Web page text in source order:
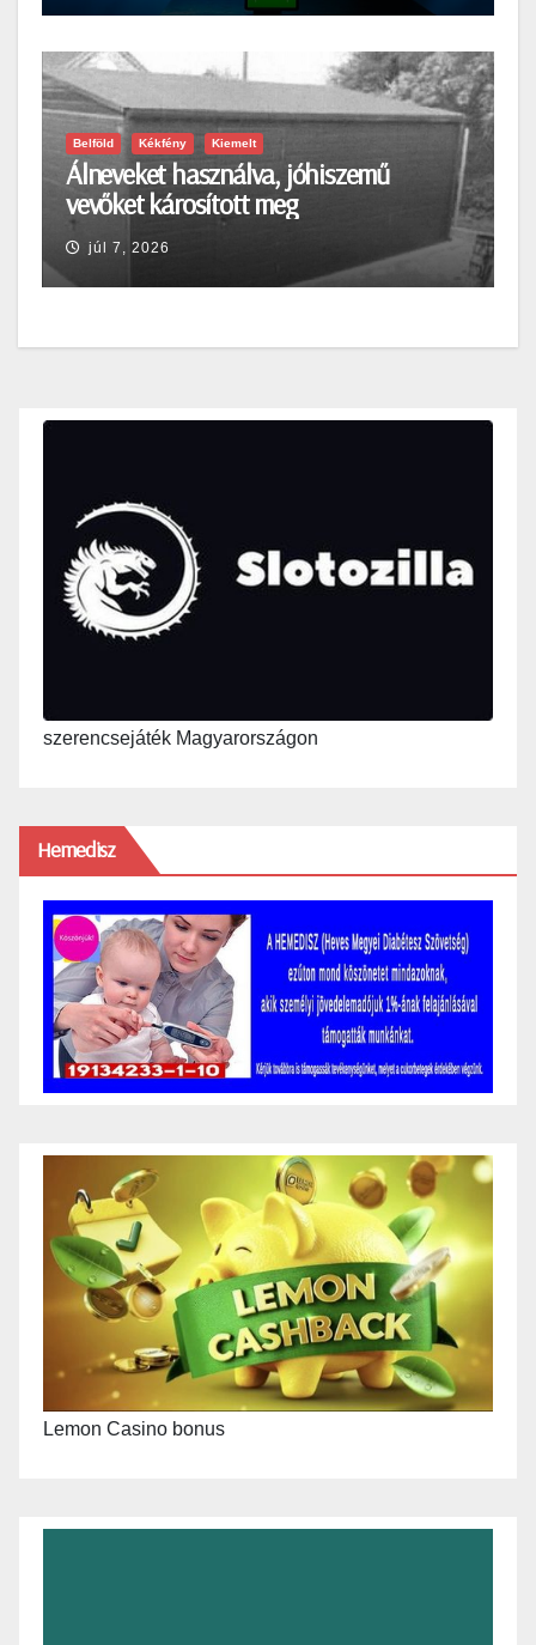
Belföld Kékfény Kiemelt
Álneveket használva, jóhiszemű
vevőket károsított meg
júl 7, 2026
szerencsejáték Magyarországon
Hemedisz
Lemon Casino bonus